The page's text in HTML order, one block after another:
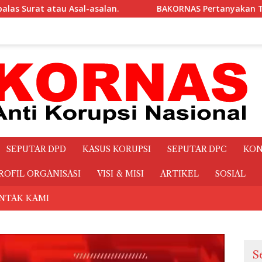
Pertanyakan Transparansi Makanan dan Minuman Rapat
SEPUTAR DPD KASUS KORUPSI SEPUTAR DPC
ORGANISASI VISI & MISI ARTIKEL SOSIAL
KAMI